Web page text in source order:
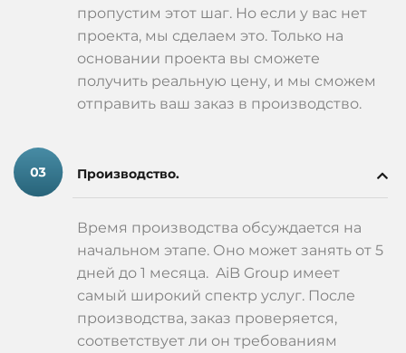
пропустим этот шаг. Но если у вас нет
проекта, мы сделаем это. Только на
основании проекта вы сможете
получить реальную цену, и мы сможем
отправить ваш заказ в производство.
Производство.
Время производства обсуждается на
начальном этапе. Оно может занять от 5
дней до 1 месяца. AiB Group имеет
самый широкий спектр услуг. После
производства, заказ проверяется,
соответствует ли он требованиям